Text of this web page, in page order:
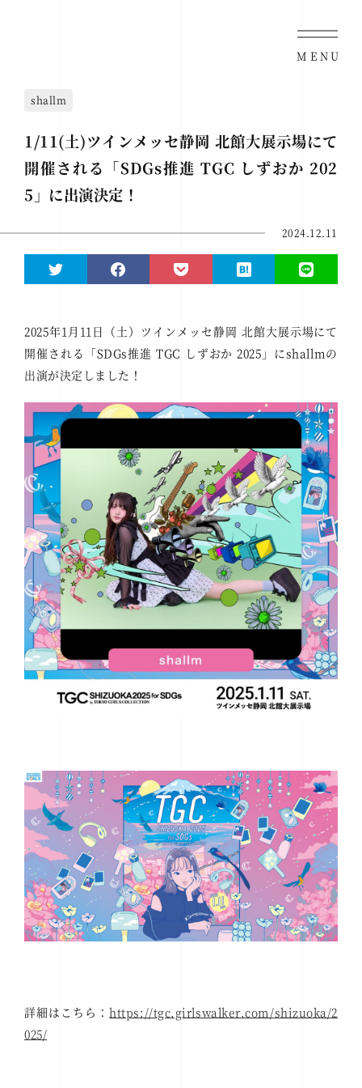
MENU
shallm
1/11(土)ツインメッセ静岡 北館大展示場にて
開催される「SDGs推進 TGC しずおか 202
5」に出演決定！
2024.12.11
2025年1月11日（土）ツインメッセ静岡 北館大展示場にて
開催される「SDGs推進 TGC しずおか 2025」にshallmの
出演が決定しました！
詳細はこちら：https://tgc.girlswalker.com/shizuoka/2
025/